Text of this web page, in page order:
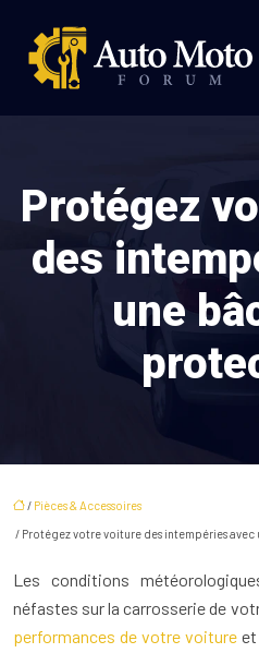
Protégez
des
une
/ Pièces & Accessoires
/ Protégez votre voiture des intempéries
Les conditions
néfastes sur la carrosserie de
performances de votre voiture et